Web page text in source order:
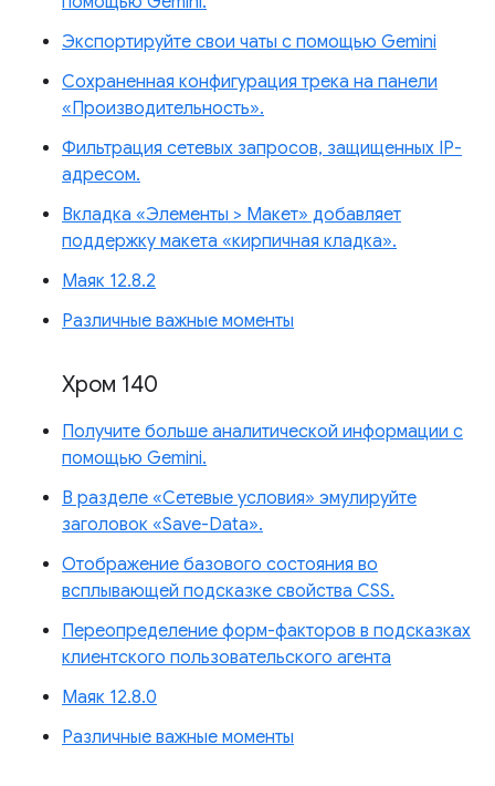
Экспортируйте свои чаты с помощью Gemini
Сохраненная конфигурация трека на панели
«Производительность».
Фильтрация сетевых запросов, защищенных IP-
адресом.
Вкладка «Элементы > Макет» добавляет
поддержку макета «кирпичная кладка».
Маяк 12.8.2
Различные важные моменты
Хром 140
Получите больше аналитической информации с
помощью Gemini.
В разделе «Сетевые условия» эмулируйте
заголовок «Save-Data».
Отображение базового состояния во
всплывающей подсказке свойства CSS.
Переопределение форм-факторов в подсказках
клиентского пользовательского агента
Маяк 12.8.0
Различные важные моменты